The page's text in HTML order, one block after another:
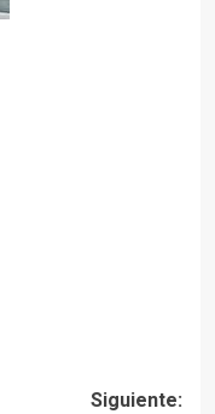
Siguiente: